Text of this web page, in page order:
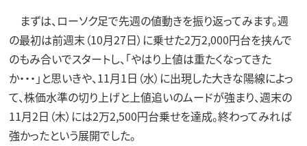
まずは、ローソク足で先週の値動きを振り返ってみます。週
の最初は前週末（10月27日）に乗せた2万2,000円台を挟んで
のもみ合いでスタートし、「やはり上値は重たくなってきた
か・・・」と思いきや、11月1日（水）に出現した大きな陽線によっ
て、株価水準の切り上げと上値追いのムードが強まり、週末の
11月2日（木）には2万2,500円台乗せを達成。終わってみれば
強かったという展開でした。